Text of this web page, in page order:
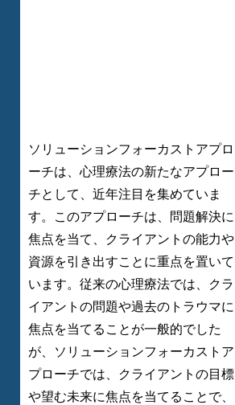
ソリューションフォーカストアプロ
ーチは、心理療法の新たなアプロー
チとして、近年注目を集めていま
す。このアプローチは、問題解決に
焦点を当て、クライアントの能力や
資源を引き出すことに重点を置いて
います。従来の心理療法では、クラ
イアントの問題や過去のトラウマに
焦点を当てることが一般的でした
が、ソリューションフォーカストア
プローチでは、クライアントの目標
や望む未来に焦点を当てることで、